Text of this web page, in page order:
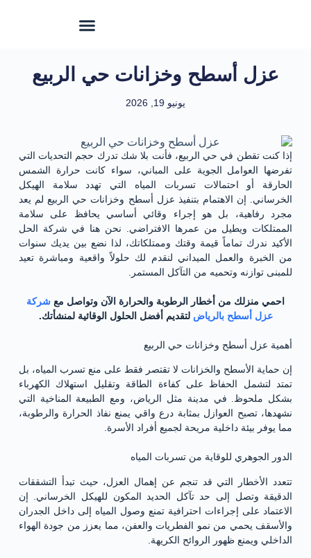
عزل أسطح وخزانات حي الربيع
يونيو 19, 2026
إذا كنت تقطن في حي الربيع، فأنت بلا شك تدرك حجم التحديات التي
تفرضها العوامل الجوية على المباني، سواء كانت حرارة الشمس
الحارقة أو احتمالات تسربات المياه التي تهدد سلامة الهيكل
الخرساني. إن الاهتمام بتنفيذ عزل أسطح وخزانات حي الربيع لم يعد
مجرد رفاهية، بل هو إجراء وقائي أساسي يحافظ على سلامة
الممتلكات ويطيل من عمرها الافتراضي. نحن هنا في شركة الحل
الأكيد ندرك تماماً قيمة وقتك وممتلكاتك، لذا نضع بين يديك سنوات
من الخبرة والعمل الميداني لنقدم لك حلولاً واقعية ومباشرة تعيد
للمبنى توازنه وتحميه من التآكل المستمر.
احمي منزلك من أخطار الرطوبة والحرارة الآن وتواصل مع شركة
عزل أسطح بالرياض لتقديم أفضل الحلول الوقائية لمنشأتك.
أهمية عزل أسطح وخزانات حي الربيع
إن حماية الأسطح والخزانات لا تقتصر فقط على منع تسرب المياه، بل
تمتد لتشمل الحفاظ على كفاءة الطاقة وتقليل استهلاك الكهرباء
بشكل ملحوظ. في مدينة مثل الرياض، ومع الطبيعة المناخية التي
نشهدها، تصبح العوازل بمثابة درع واقي يمنع نفاذ الحرارة والرطوبة،
مما يوفر بيئة داخلية مريحة لجميع أفراد الأسرة.
الدور الجوهري للوقاية من تسربات المياه
تتعدد الأخطار التي قد تنجم عن إهمال العزل، حيث تبدأ التشققات
الدقيقة وتصل إلى حد تآكل الحديد المكون للهيكل الخرساني. إن
الاعتماد على إجراءات احترافية تمنع وصول المياه إلى داخل الجدران
والأسقف يحمي من نمو الفطريات والعفن، مما يعزز من جودة الهواء
الداخلي ويمنع ظهور الروائح الكريهة.